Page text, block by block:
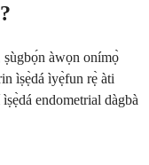
àwọn onímọ̀
ìṣẹ̀dá ìyẹ̀fun rẹ̀ àti
endometrial dàgbà